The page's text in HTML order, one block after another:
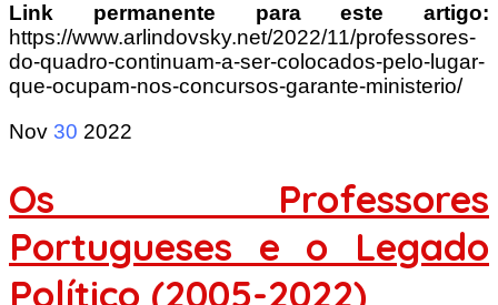
Link permanente para este artigo:
https://www.arlindovsky.net/2022/11/professores-
do-quadro-continuam-a-ser-colocados-pelo-lugar-
que-ocupam-nos-concursos-garante-ministerio/
Nov 30 2022
Os Professores
Portugueses e o Legado
Político (2005-2022)